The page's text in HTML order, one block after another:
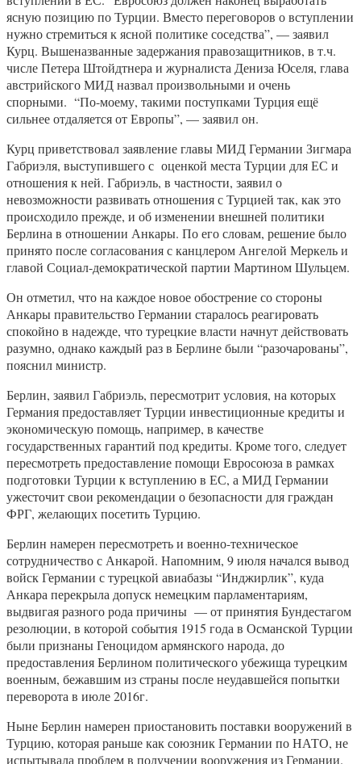
ясную позицию по Турции. Вместо переговоров о вступлении
нужно стремиться к ясной политике соседства”, — заявил
Курц. Вышеназванные задержания правозащитников, в т.ч.
числе Петера Штойдтнера и журналиста Дениза Юселя, глава
австрийского МИД назвал произвольными и очень
спорными. “По-моему, такими поступками Турция ещё
сильнее отдаляется от Европы”, — заявил он.
Курц приветствовал заявление главы МИД Германии Зигмара
Габриэля, выступившего с оценкой места Турции для ЕС и
отношения к ней. Габриэль, в частности, заявил о
невозможности развивать отношения с Турцией так, как это
происходило прежде, и об изменении внешней политики
Берлина в отношении Анкары. По его словам, решение было
принято после согласования с канцлером Ангелой Меркель и
главой Социал-демократической партии Мартином Шульцем.
Он отметил, что на каждое новое обострение со стороны
Анкары правительство Германии старалось реагировать
спокойно в надежде, что турецкие власти начнут действовать
разумно, однако каждый раз в Берлине были “разочарованы”,
пояснил министр.
Берлин, заявил Габриэль, пересмотрит условия, на которых
Германия предоставляет Турции инвестиционные кредиты и
экономическую помощь, например, в качестве
государственных гарантий под кредиты. Кроме того, следует
пересмотреть предоставление помощи Евросоюза в рамках
подготовки Турции к вступлению в ЕС, а МИД Германии
ужесточит свои рекомендации о безопасности для граждан
ФРГ, желающих посетить Турцию.
Берлин намерен пересмотреть и военно-техническое
сотрудничество с Анкарой. Напомним, 9 июля начался вывод
войск Германии с турецкой авиабазы “Инджирлик”, куда
Анкара перекрыла допуск немецким парламентариям,
выдвигая разного рода причины — от принятия Бундестагом
резолюции, в которой события 1915 года в Османской Турции
были признаны Геноцидом армянского народа, до
предоставления Берлином политического убежища турецким
военным, бежавшим из страны после неудавшейся попытки
переворота в июле 2016г.
Ныне Берлин намерен приостановить поставки вооружений в
Турцию, которая раньше как союзник Германии по НАТО, не
испытывала проблем в получении вооружения из Германии.